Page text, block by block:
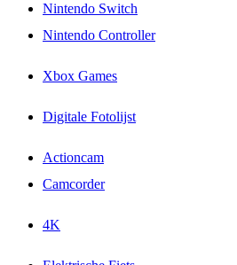
Nintendo Switch
Nintendo Controller
Xbox Games
Digitale Fotolijst
Actioncam
Camcorder
4K